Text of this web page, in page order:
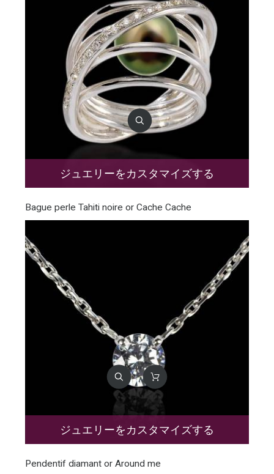
ジュエリーをカスタマイズする
Bague perle Tahiti noire or Cache Cache
ジュエリーをカスタマイズする
Pendentif diamant or Around me